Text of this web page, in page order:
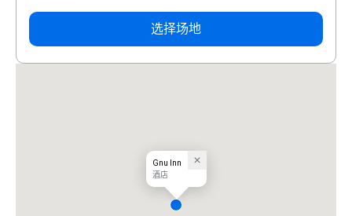
选择场地
Gnu Inn
酒店